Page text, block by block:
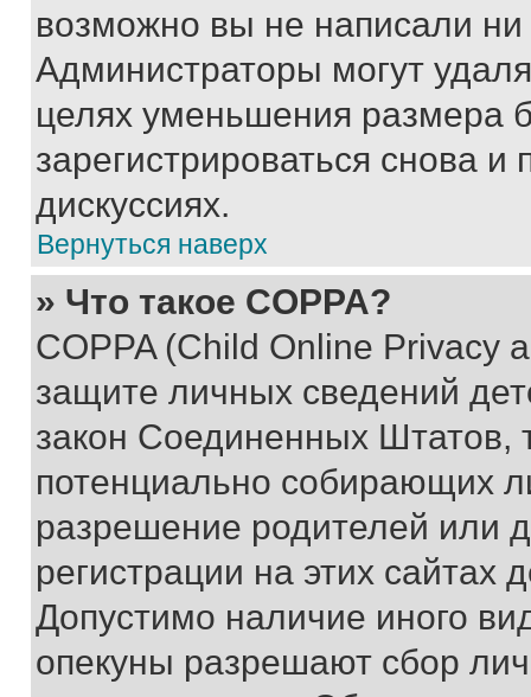
возможно вы не написали
Администраторы могут
целях уменьшения размера
зарегистрироваться снова и
дискуссиях.
Вернуться наверх
» Что такое COPPA?
COPPA (Child Online Privacy
защите личных сведений
закон Соединенных Штатов,
потенциально собирающих
разрешение родителей или
регистрации на этих сайтах
Допустимо наличие иного
опекуны разрешают сбор